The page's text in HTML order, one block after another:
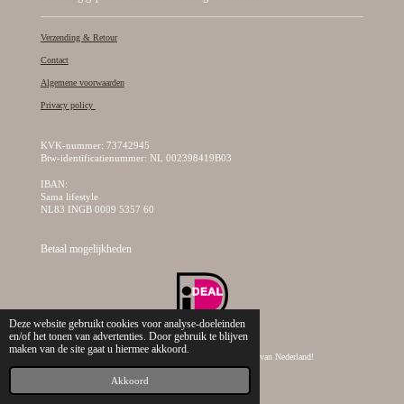
Deze website gebruikt cookies voor analyse-doeleinden
en/of het tonen van advertenties. Door gebruik te blijven
maken van de site gaat u hiermee akkoord.
Akkoord
Verzending & Retour
Contact
Algemene voorwaarden
Privacy policy
KVK-nummer: 73742945
Btw-identificatienummer: NL 002398419B03
IBAN:
Sama lifestyle
NL83 INGB 0009 5357 60
Betaal mogelijkheden
© 2019 - 2026 Sama Lifestyle, dé creatieve kralen webshop van Nederland!